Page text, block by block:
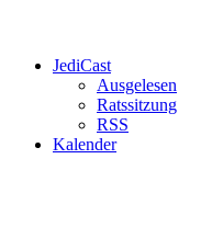
JediCast
Ausgelesen
Ratssitzung
RSS
Kalender